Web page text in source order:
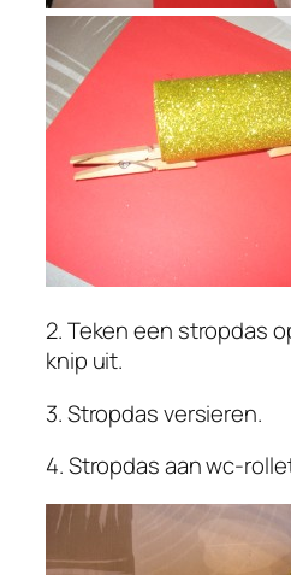
2. Teken een stropdas
knip uit.
3. Stropdas versieren.
4. Stropdas aan wc-